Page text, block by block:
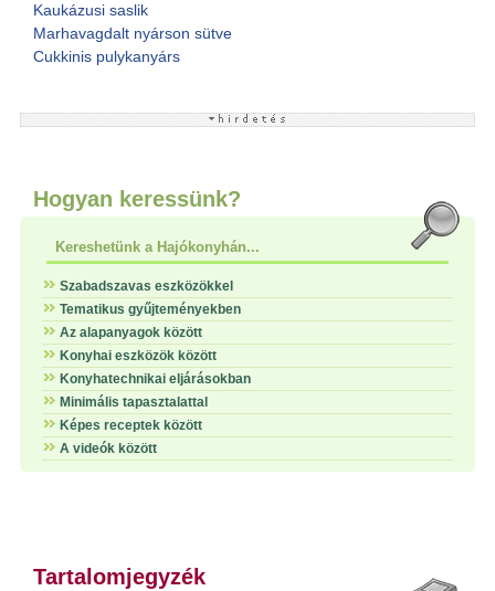
Kaukázusi saslik
Marhavagdalt nyárson sütve
Cukkinis pulykanyárs
Hogyan keressünk?
Kereshetünk a Hajókonyhán...
Szabadszavas eszközökkel
Tematikus gyűjteményekben
Az alapanyagok között
Konyhai eszközök között
Konyhatechnikai eljárásokban
Minimális tapasztalattal
Képes receptek között
A videók között
Tartalomjegyzék